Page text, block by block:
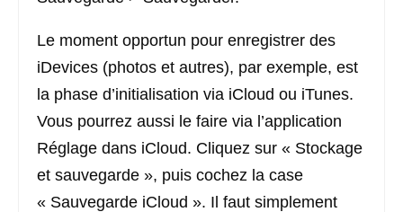
Le moment opportun pour enregistrer des
iDevices (photos et autres), par exemple, est
la phase d’initialisation via iCloud ou iTunes.
Vous pourrez aussi le faire via l’application
Réglage dans iCloud. Cliquez sur « Stockage
et sauvegarde », puis cochez la case
« Sauvegarde iCloud ». Il faut simplement